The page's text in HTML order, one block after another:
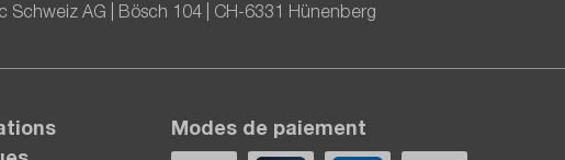
Schweiz AG | Bösch 104 | CH-6331 Hünenberg
Modes de paiement